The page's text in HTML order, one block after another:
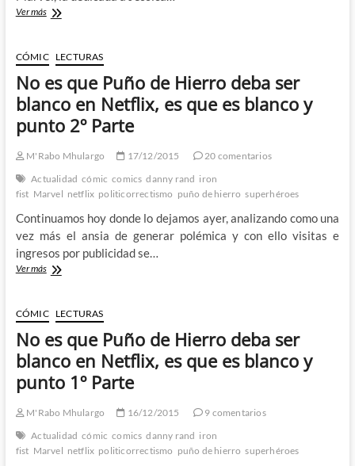
Ver másJessica
llegado
a
Netflix
no
ha
tan
como
nos
gustado
–
2º
Parte
CÓMIC LECTURAS
No es que Puño de Hierro deba ser
blanco en Netflix, es que es blanco y
punto 2º Parte
M'Rabo Mhulargo 17/12/2015
20 comentarios
Actualidad cómic comics danny rand iron
fist Marvel netflix politicorrectismo puño de hierro superhéroes
Continuamos hoy donde lo dejamos ayer, analizando como una
vez más el ansia de generar polémica y con ello visitas e
ingresos por publicidad se…
Ver másNo
Puño
de
Hierro
ser
blanco
Netflix,
que
es
CÓMIC LECTURAS
No es que Puño de Hierro deba ser
blanco en Netflix, es que es blanco y
punto 1º Parte
M'Rabo Mhulargo 16/12/2015
9 comentarios
Actualidad cómic comics danny rand iron
fist Marvel netflix politicorrectismo puño de hierro superhéroes